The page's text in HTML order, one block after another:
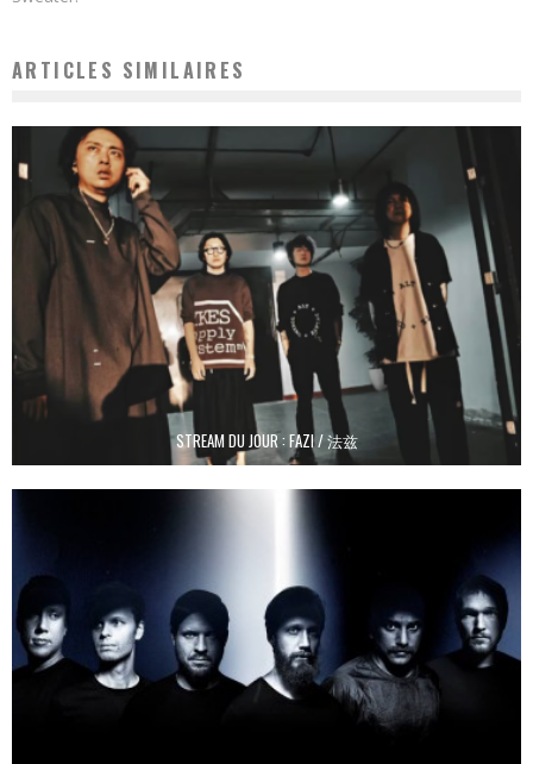
ARTICLES SIMILAIRES
STREAM DU JOUR : FAZI / 法兹